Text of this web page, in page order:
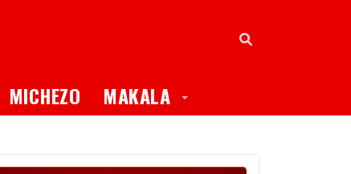
Dropdown
MICHEZO MAKALA Toggle Dropdown